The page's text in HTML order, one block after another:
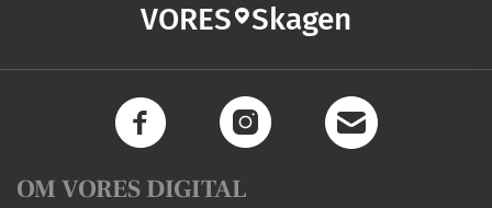
VORES Skagen
OM VORES DIGITAL